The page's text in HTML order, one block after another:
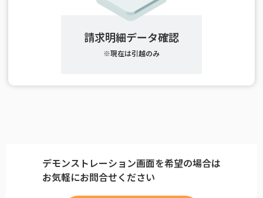
請求明細データ確認
※現在は引越のみ
デモンストレーション画面を希望の場合は
お気軽にお問合せください